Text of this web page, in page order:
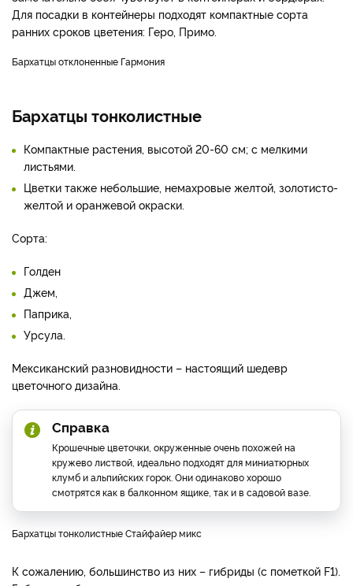
Для посадки в контейнеры подходят компактные сорта
ранних сроков цветения: Геро, Примо.
Бархатцы отклоненные Гармония
Бархатцы тонколистные
Компактные растения, высотой 20-60 см; с мелкими
листьями.
Цветки также небольшие, немахровые желтой, золотисто-
желтой и оранжевой окраски.
Сорта:
Голден
Джем,
Паприка,
Урсула.
Мексиканский разновидности – настоящий шедевр
цветочного дизайна.
Справка
Крошечные цветочки, окруженные очень похожей на
кружево листвой, идеально подходят для миниатюрных
клумб и альпийских горок. Они одинаково хорошо
смотрятся как в балконном ящике, так и в садовой вазе.
Бархатцы тонколистные Стайфайер микс
К сожалению, большинство из них – гибриды (с пометкой F1).